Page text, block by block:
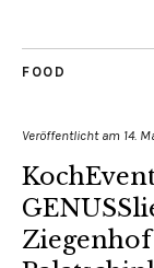
FOOD
Veröffentlicht am 14.